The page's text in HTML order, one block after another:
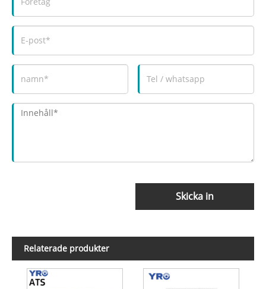
Skicka in
Relaterade produkter